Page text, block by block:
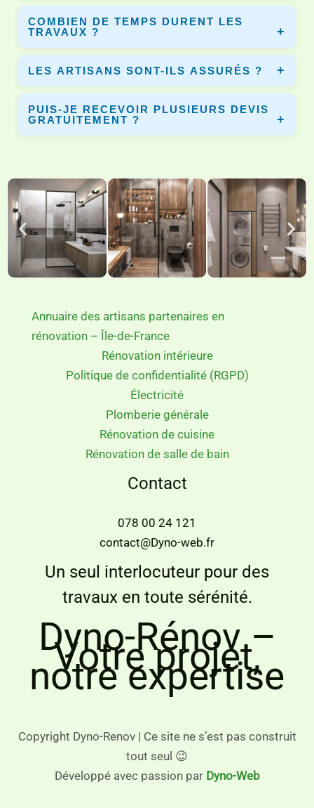
Le prix varie selon la surface, les matériaux et les travaux.
En moyenne entre 3 000€ et 10 000€. Dyno-Renov vous
permet de comparer plusieurs devis.
COMBIEN DE TEMPS DURENT LES
TRAVAUX ?
Une rénovation complète dure entre 5 et 10 jours selon le
chantier et les équipements installés.
LES ARTISANS SONT-ILS ASSURÉS ?
Oui, tous les artisans partenaires disposent d’une
assurance décennale pour garantir vos travaux.
PUIS-JE RECEVOIR PLUSIEURS DEVIS
GRATUITEMENT ?
Annuaire des artisans partenaires en
rénovation – Île-de-France
Rénovation intérieure
Politique de confidentialité (RGPD)
Électricité
Plomberie générale
Rénovation de cuisine
Rénovation de salle de bain
Contact
078 00 24 121
contact@Dyno-web.fr
Un seul interlocuteur pour des
travaux en toute sérénité.
Dyno-Rénov –
Votre projet,
notre expertise
Copyright Dyno-Renov | Ce site ne s’est pas construit
tout seul 😉
Développé avec passion par Dyno-Web